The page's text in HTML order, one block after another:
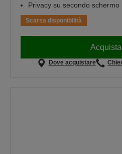
Privacy su secondo schermo
Scarsa disponibilità
Dove acquistare